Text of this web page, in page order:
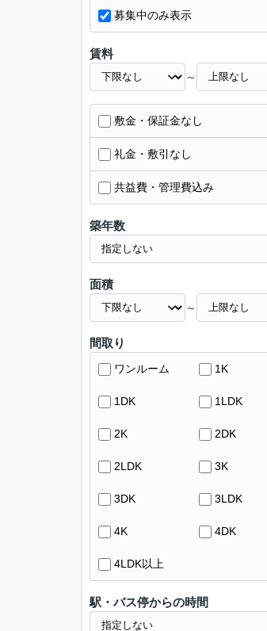
募集中のみ表示
賃料
～
敷金・保証金なし
礼金・敷引なし
共益費・管理費込み
築年数
面積
～
間取り
ワンルーム 1K
1DK 1LDK
2K 2DK
2LDK 3K
3DK 3LDK
4K 4DK
4LDK以上
駅・バス停からの時間